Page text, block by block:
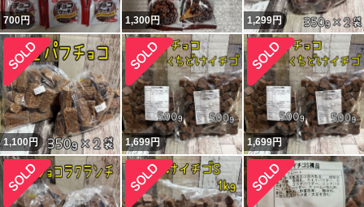
700円 1,300円 1,299円
1,100円 1,699円 1,699円